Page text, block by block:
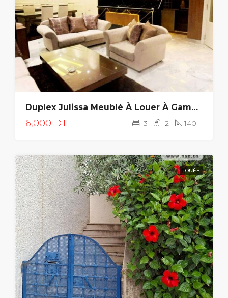
Duplex Julissa Meublé À Louer À Gammarth
6,000 DT 3 2 140
LOUÉE